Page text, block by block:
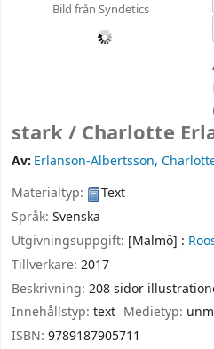
Bild från Syndetics
stark / Charlotte
Av: Erlanson-Albertsson,
Materialtyp:
Text
Språk: Svenska
Utgivningsuppgift: [Malmö] :
Tillverkare: 2017
Beskrivning: 208 sidor
Innehållstyp: text Medietyp:
ISBN: 9789187905711